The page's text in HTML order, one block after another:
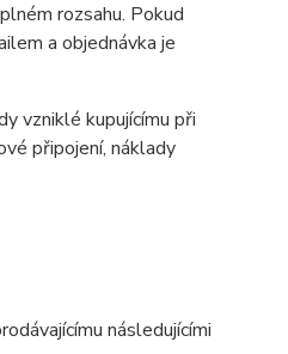
rozsahu. Pokud
a objednávka je
vzniklé kupujícímu při
připojení, náklady
následujícími